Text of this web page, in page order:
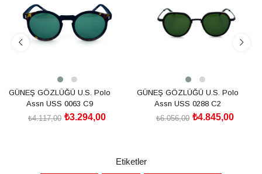
GÜNEŞ GÖZLÜĞÜ U.S. Polo
Assn USS 0063 C9
₺3.294,00
₺4.117,00
GÜNEŞ GÖZLÜĞÜ U.S. Polo
Assn USS 0288 C2
₺4.845,00
₺6.056,00
Etiketler